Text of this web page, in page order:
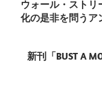
稿
ビ
ウォール・スト
化の是非を問うア
新刊「BUST A